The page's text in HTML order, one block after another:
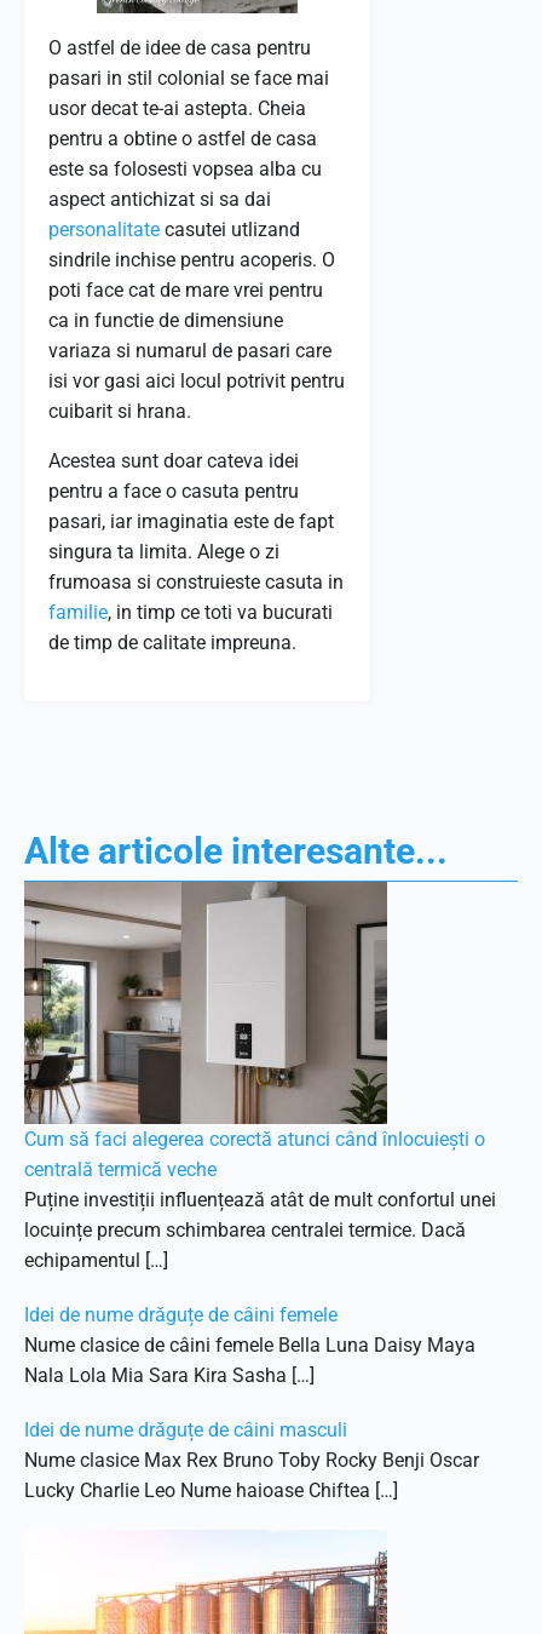
O astfel de idee de casa pentru
pasari in stil colonial se face mai
usor decat te-ai astepta. Cheia
pentru a obtine o astfel de casa
este sa folosesti vopsea alba cu
aspect antichizat si sa dai
personalitate casutei utlizand
sindrile inchise pentru acoperis. O
poti face cat de mare vrei pentru
ca in functie de dimensiune
variaza si numarul de pasari care
isi vor gasi aici locul potrivit pentru
cuibarit si hrana.
Acestea sunt doar cateva idei
pentru a face o casuta pentru
pasari, iar imaginatia este de fapt
singura ta limita. Alege o zi
frumoasa si construieste casuta in
familie, in timp ce toti va bucurati
de timp de calitate impreuna.
Alte articole interesante...
Cum să faci alegerea corectă atunci când înlocuiești o
centrală termică veche
Puține investiții influențează atât de mult confortul unei
locuințe precum schimbarea centralei termice. Dacă
echipamentul […]
Idei de nume drăguțe de câini femele
Nume clasice de câini femele Bella Luna Daisy Maya
Nala Lola Mia Sara Kira Sasha […]
Idei de nume drăguțe de câini masculi
Nume clasice Max Rex Bruno Toby Rocky Benji Oscar
Lucky Charlie Leo Nume haioase Chiftea […]